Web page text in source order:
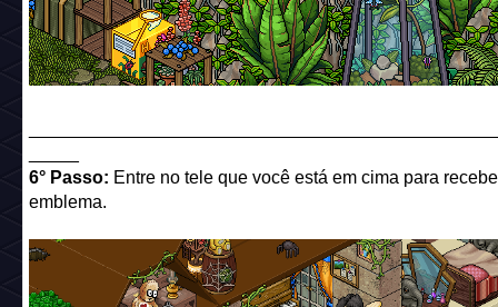
6° Passo: Entre no tele que você está em cima para
emblema.